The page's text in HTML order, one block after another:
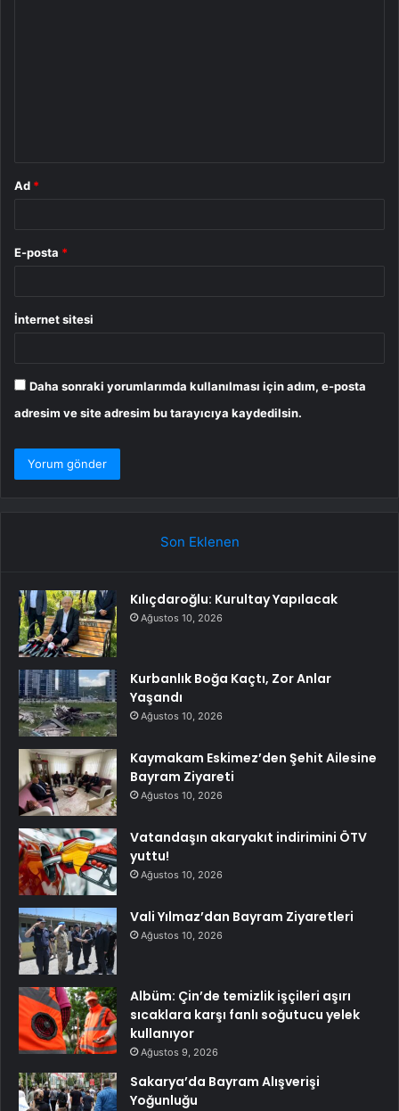
Ad *
E-posta *
İnternet sitesi
Daha sonraki yorumlarımda kullanılması için adım, e-posta
adresim ve site adresim bu tarayıcıya kaydedilsin.
Son Eklenen
Kılıçdaroğlu: Kurultay Yapılacak
Ağustos 10, 2026
Kurbanlık Boğa Kaçtı, Zor Anlar
Yaşandı
Ağustos 10, 2026
Kaymakam Eskimez’den Şehit Ailesine
Bayram Ziyareti
Ağustos 10, 2026
Vatandaşın akaryakıt indirimini ÖTV
yuttu!
Ağustos 10, 2026
Vali Yılmaz’dan Bayram Ziyaretleri
Ağustos 10, 2026
Albüm: Çin’de temizlik işçileri aşırı
sıcaklara karşı fanlı soğutucu yelek
kullanıyor
Ağustos 9, 2026
Sakarya’da Bayram Alışverişi
Yoğunluğu